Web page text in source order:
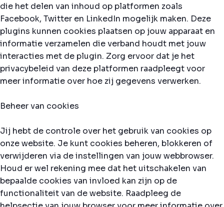
die het delen van inhoud op platformen zoals
Facebook, Twitter en LinkedIn mogelijk maken. Deze
plugins kunnen cookies plaatsen op jouw apparaat en
informatie verzamelen die verband houdt met jouw
interacties met de plugin. Zorg ervoor dat je het
privacybeleid van deze platformen raadpleegt voor
meer informatie over hoe zij gegevens verwerken.
Beheer van cookies
Jij hebt de controle over het gebruik van cookies op
onze website. Je kunt cookies beheren, blokkeren of
verwijderen via de instellingen van jouw webbrowser.
Houd er wel rekening mee dat het uitschakelen van
bepaalde cookies van invloed kan zijn op de
functionaliteit van de website. Raadpleeg de